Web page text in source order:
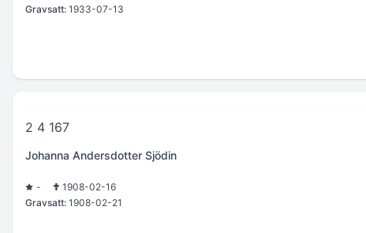
Gravsatt: 1933-07-13
2 4 167
Johanna Andersdotter Sjödin
-
1908-02-16
Gravsatt: 1908-02-21